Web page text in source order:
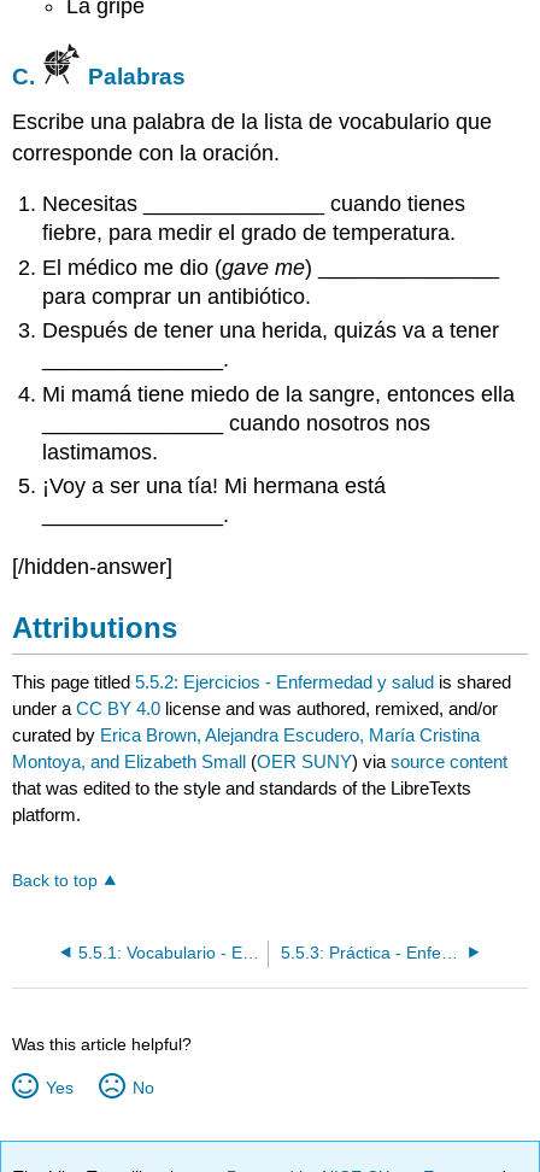
La gripe
C. Palabras
Escribe una palabra de la lista de vocabulario que
corresponde con la oración.
Necesitas _______________ cuando tienes
fiebre, para medir el grado de temperatura.
El médico me dio (gave me) _______________
para comprar un antibiótico.
Después de tener una herida, quizás va a tener
_______________.
Mi mamá tiene miedo de la sangre, entonces ella
_______________ cuando nosotros nos
lastimamos.
¡Voy a ser una tía! Mi hermana está
_______________.
[/hidden-answer]
Attributions
This page titled5.5.2: Ejercicios - Enfermedad y salud is shared
under aCC BY 4.0 license and was authored, remixed, and/or
curated by Erica Brown, Alejandra Escudero, María Cristina
Montoya, and Elizabeth Small (OER SUNY) viasource content
that was edited to the style and standards of the LibreTexts
platform.
Back to top
5.5.1: Vocabulario - Enfermedad y salud 5.5.3: Práctica - Enfermedad y salud
Was this article helpful?
Yes No